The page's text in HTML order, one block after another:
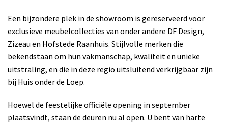
Een bijzondere plek in de showroom is gereserveerd voor
exclusieve meubelcollecties van onder andere DF Design,
Zizeau en Hofstede Raanhuis. Stijlvolle merken die
bekendstaan om hun vakmanschap, kwaliteit en unieke
uitstraling, en die in deze regio uitsluitend verkrijgbaar zijn
bij Huis onder de Loep.
Hoewel de feestelijke officiële opening in september
plaatsvindt, staan de deuren nu al open. U bent van harte